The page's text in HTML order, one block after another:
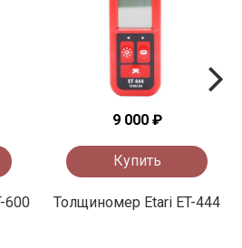
600
9 000 ₽
Купить
Толщиномер Etari ET-444